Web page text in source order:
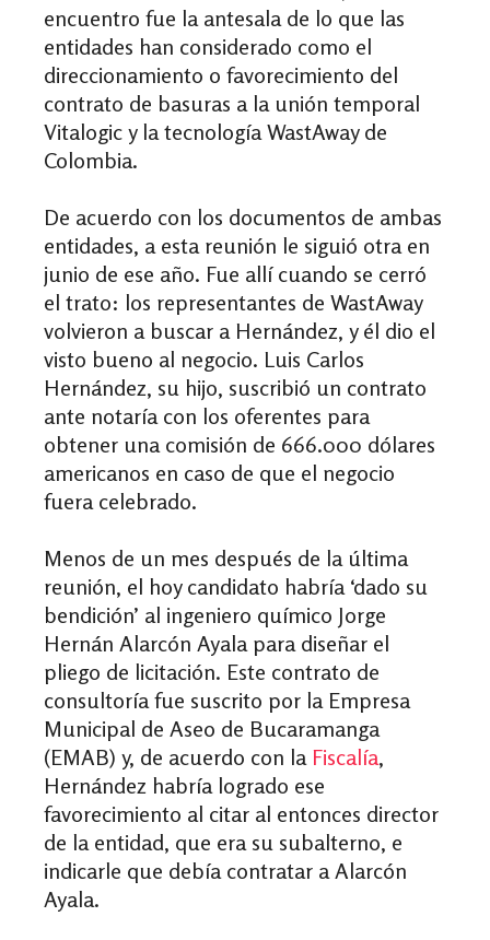
encuentro fue la antesala de lo que las
entidades han considerado como el
direccionamiento o favorecimiento del
contrato de basuras a la unión temporal
Vitalogic y la tecnología WastAway de
Colombia.
De acuerdo con los documentos de ambas
entidades, a esta reunión le siguió otra en
junio de ese año. Fue allí cuando se cerró
el trato: los representantes de WastAway
volvieron a buscar a Hernández, y él dio el
visto bueno al negocio. Luis Carlos
Hernández, su hijo, suscribió un contrato
ante notaría con los oferentes para
obtener una comisión de 666.000 dólares
americanos en caso de que el negocio
fuera celebrado.
Menos de un mes después de la última
reunión, el hoy candidato habría ‘dado su
bendición’ al ingeniero químico Jorge
Hernán Alarcón Ayala para diseñar el
pliego de licitación. Este contrato de
consultoría fue suscrito por la Empresa
Municipal de Aseo de Bucaramanga
(EMAB) y, de acuerdo con la Fiscalía,
Hernández habría logrado ese
favorecimiento al citar al entonces director
de la entidad, que era su subalterno, e
indicarle que debía contratar a Alarcón
Ayala.